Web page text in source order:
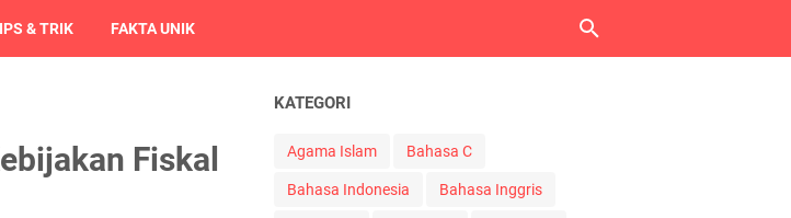
& TRIK FAKTA UNIK
Fiskal
KATEGORI
Agama Islam Bahasa C
Bahasa Indonesia Bahasa Inggris